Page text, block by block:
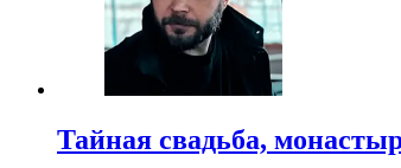
Тайная свадьба,